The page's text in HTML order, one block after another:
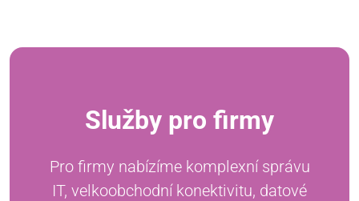
Služby pro firmy
Pro firmy nabízíme komplexní správu
IT, velkoobchodní konektivitu, datové